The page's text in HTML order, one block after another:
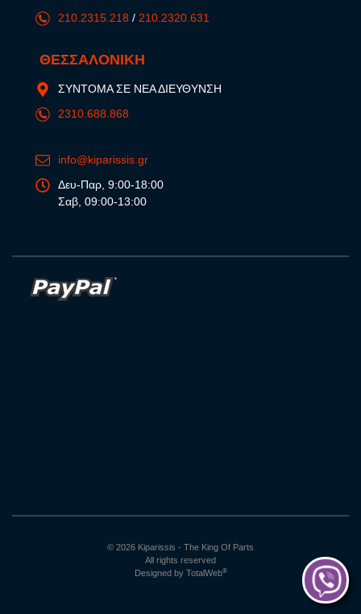
210.2315.218 / 210.2320.631
ΘΕΣΣΑΛΟΝΙΚΗ
ΣΥΝΤΟΜΑ ΣΕ ΝΕΑ ΔΙΕΥΘΥΝΣΗ
2310.688.868
info@kiparissis.gr
Δευ-Παρ, 9:00-18:00
Σαβ, 09:00-13:00
© 2026 Kiparissis - The King Of Parts
All rights reserved
Designed by TotalWeb®